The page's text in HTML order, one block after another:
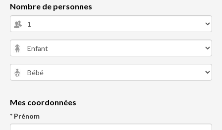
Nombre de personnes
Mes coordonnées
* Prénom